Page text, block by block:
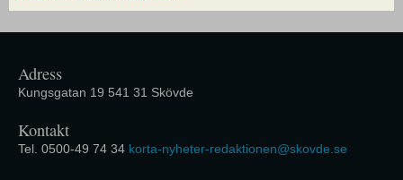
Adress
Kungsgatan 19 541 31 Skövde
Kontakt
Tel. 0500-49 74 34 korta-nyheter-redaktionen@skovde.se